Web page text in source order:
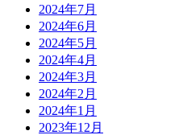
2024年7月
2024年6月
2024年5月
2024年4月
2024年3月
2024年2月
2024年1月
2023年12月